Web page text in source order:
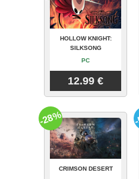
HOLLOW KNIGHT:
SILKSONG
PC
12.99 €
CRIMSON DESERT
-28%